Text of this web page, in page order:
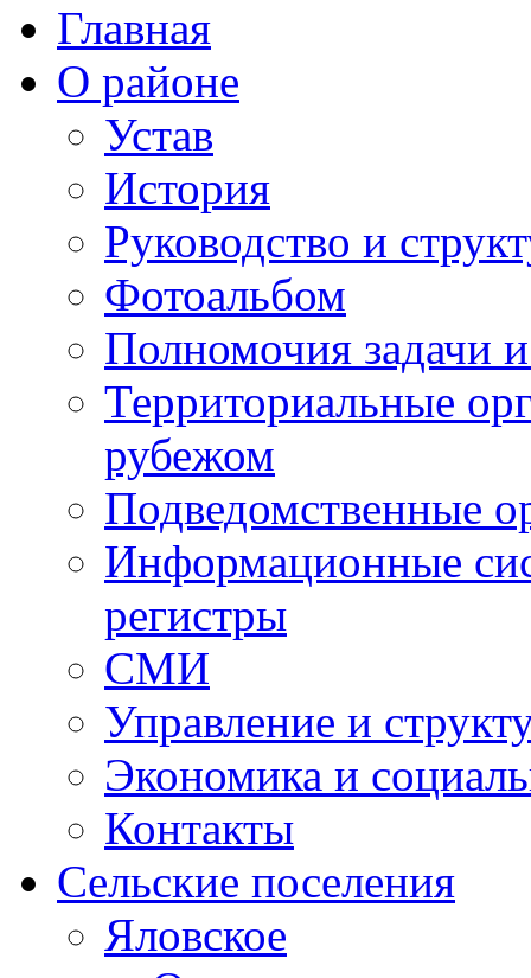
Главная
О районе
Устав
История
Руководство и
Фотоальбом
Полномочия задачи
Территориальные
рубежом
Подведомственные
Информационные
регистры
СМИ
Управление и
Экономика и
Контакты
Сельские поселения
Яловское